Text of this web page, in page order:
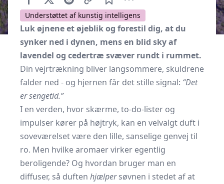
Understøttet af kunstig intelligens
Luk øjnene et øjeblik og forestil dig, at du
synker ned i dynen, mens en blid sky af
lavendel og cedertræ svæver rundt i rummet.
Din vejrtrækning bliver langsommere, skuldrene
falder ned - og hjernen får det stille signal: “Det
er sengetid.”
I en verden, hvor skærme, to-do-lister og
impulser kører på højtryk, kan en velvalgt duft i
soveværelset være den lille, sanselige genvej til
ro. Men hvilke aromaer virker egentlig
beroligende? Og hvordan bruger man en
diffuser, så duften hjælpersøvnen i stedet af at